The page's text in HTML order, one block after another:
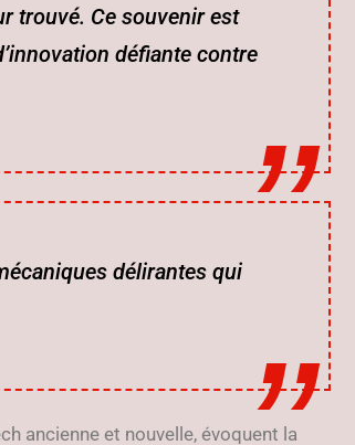
trouvé. Ce souvenir est
défiante contre
délirantes qui
ancienne et nouvelle, évoquent la